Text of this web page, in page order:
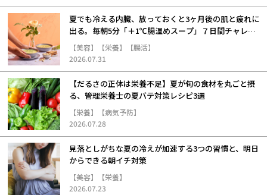
夏でも冷える内臓、放っておくと3ヶ月後の肌と疲れに
出る。毎朝5分「＋1℃腸温めスープ」７日間チャレン
ジ【美容】【栄養】【腸活】
2026.07.31
【だるさの正体は栄養不足】夏が旬の食材を丸ごと摂
る、管理栄養士の夏バテ対策レシピ3選
【栄養】【病気予防】
2026.07.28
見落としがちな夏の冷えが加速する3つの習慣と、明日
からできる朝イチ対策
【美容】【栄養】
2026.07.23